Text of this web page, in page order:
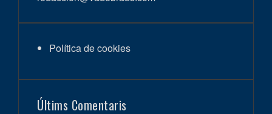
Política de cookies
Últims Comentaris